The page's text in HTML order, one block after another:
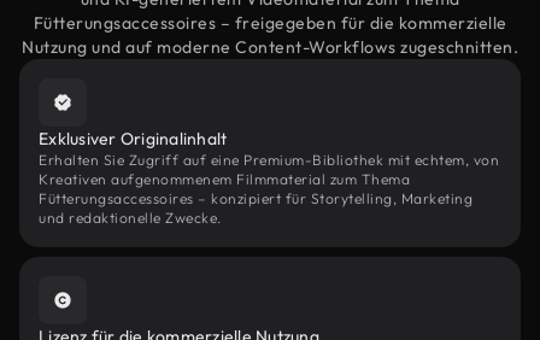
Fütterungsaccessoires – freigegeben für die kommerzielle
Nutzung und auf moderne Content-Workflows zugeschnitten.
Exklusiver Originalinhalt
Erhalten Sie Zugriff auf eine Premium-Bibliothek mit echtem, von
Kreativen aufgenommenem Filmmaterial zum Thema
Fütterungsaccessoires – konzipiert für Storytelling, Marketing
und redaktionelle Zwecke.